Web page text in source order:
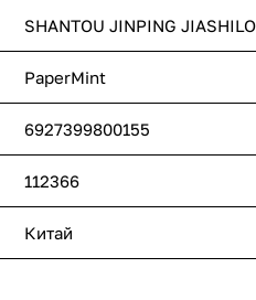
SHANTOU JINPING
PaperMint
6927399800155
112366
Китай